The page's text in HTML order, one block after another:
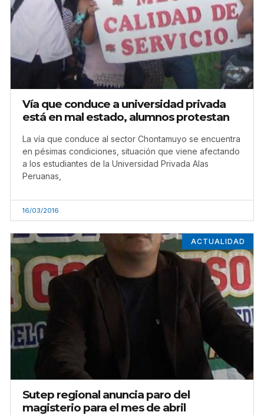
Vía que conduce a universidad privada
está en mal estado, alumnos protestan
La vía que conduce al sector Chontamuyo se encuentra
en pésimas condiciones, situación que viene afectando
a los estudiantes de la Universidad Privada Alas
Peruanas,
16/03/2016
ACTUALIDAD
Sutep regional anuncia paro del
magisterio para el mes de abril